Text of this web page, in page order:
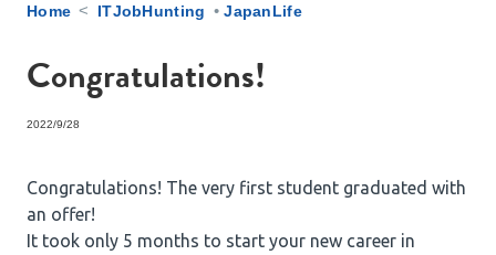
Home < ITJobHunting •JapanLife
Congratulations!
2022/9/28
Congratulations! The very first student graduated with
an offer!
It took only 5 months to start your new career in